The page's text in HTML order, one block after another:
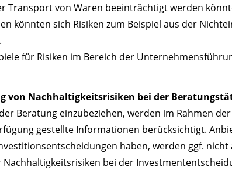
Transport von Waren beeinträchtigt werden
könnten sich Risiken zum Beispiel aus der
für Risiken im Bereich der
von Nachhaltigkeitsrisiken bei der
Beratung einzubeziehen, werden im Rahmen
gestellte Informationen berücksichtigt.
haben, werden ggf.
bei der